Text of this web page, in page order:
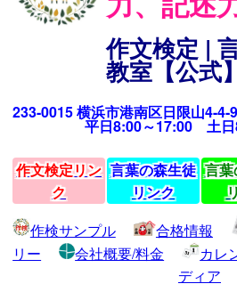
作文検定 |
教室【公式
233-0015 横浜市港南区日限山4-4-
平日8:00～17:00 土
作文検定リン
ク
言葉の森生徒
リンク
言葉
作検サンプル
合格情報
リー
会社概要/料金 カレ
ディア